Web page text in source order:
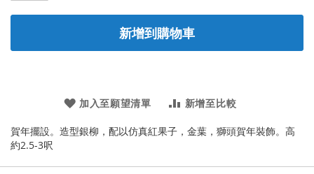
新增到購物車
加入至願望清單 新增至比較
賀年擺設。造型銀柳，配以仿真紅果子，金葉，獅頭賀年裝飾。高
約2.5-3呎